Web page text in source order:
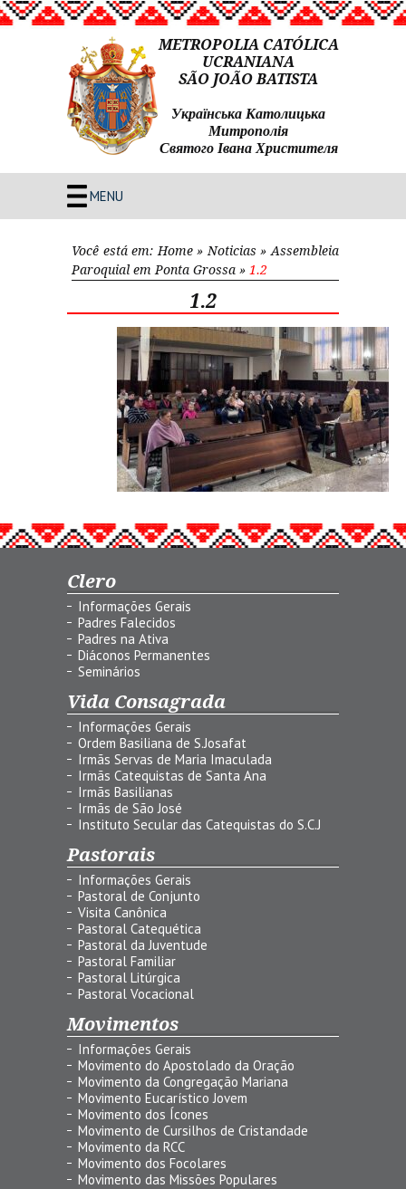
METROPOLIA CATÓLICA
UCRANIANA
SÃO JOÃO BATISTA
Українська Католицька
Митрополія
Святого Івана Христителя
MENU
Você está em: Home» Noticias »Assembleia
Paroquial em Ponta Grossa » 1.2
1.2
Clero
Informações Gerais
Padres Falecidos
Padres na Ativa
Diáconos Permanentes
Seminários
Vida Consagrada
Informações Gerais
Ordem Basiliana de S.Josafat
Irmãs Servas de Maria Imaculada
Irmãs Catequistas de Santa Ana
Irmãs Basilianas
Irmãs de São José
Instituto Secular das Catequistas do S.C.J
Pastorais
Informações Gerais
Pastoral de Conjunto
Visita Canônica
Pastoral Catequética
Pastoral da Juventude
Pastoral Familiar
Pastoral Litúrgica
Pastoral Vocacional
Movimentos
Informações Gerais
Movimento do Apostolado da Oração
Movimento da Congregação Mariana
Movimento Eucarístico Jovem
Movimento dos Ícones
Movimento de Cursilhos de Cristandade
Movimento da RCC
Movimento dos Focolares
Movimento das Missões Populares